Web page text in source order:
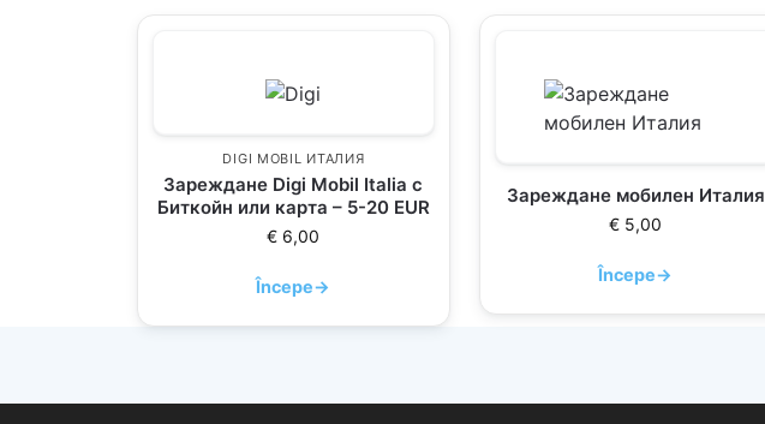
DIGI MOBIL ИТАЛИЯ
Зареждане Digi Mobil Italia с
Биткойн или карта – 5-20 EUR
€ 6,00
Începe→
Зареждане мобилен Италия
€ 5,00
Începe→